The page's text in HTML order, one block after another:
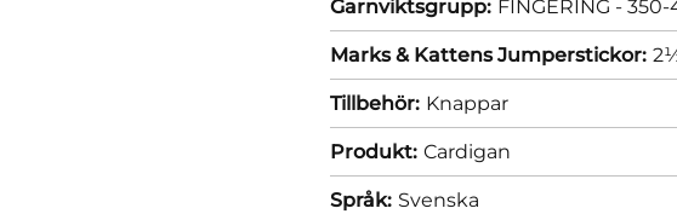
Garnviktsgrupp: FINGERING -
Marks & Kattens Jumperstickor:
Tillbehör: Knappar
Produkt: Cardigan
Språk: Svenska